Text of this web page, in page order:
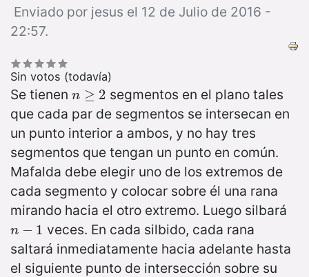
Enviado por jesus el 12 de Julio de 2016 -
22:57.
Sin votos (todavía)
Se tienen n ≥ 2
n≥2
segmentos en el plano tales
que cada par de segmentos se intersecan en
un punto interior a ambos, y no hay tres
segmentos que tengan un punto en común.
Mafalda debe elegir uno de los extremos de
cada segmento y colocar sobre él una rana
mirando hacia el otro extremo. Luego silbará
n − 1
n−1
veces. En cada silbido, cada rana
saltará inmediatamente hacia adelante hasta
el siguiente punto de intersección sobre su